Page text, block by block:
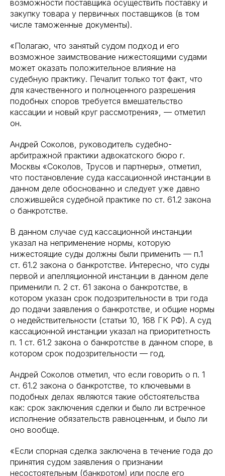
возможности поставщика осуществить поставку и
закупку товара у первичных поставщиков (в том
числе таможенные документы).
«Полагаю, что занятый судом подход и его
возможное заимствование нижестоящими судами
может оказать положительное влияние на
судебную практику. Печалит только тот факт, что
для качественного и полноценного разрешения
подобных споров требуется вмешательство
кассации и новый круг рассмотрения», — отметил
он.
Андрей Соколов, руководитель судебно-
арбитражной практики адвокатского бюро г.
Москвы «Соколов, Трусов и партнеры», отметил,
что постановление суда кассационной инстанции в
данном деле обоснованно и следует уже давно
сложившейся судебной практике по ст. 61.2 закона
о банкротстве.
В данном случае суд кассационной инстанции
указал на неприменение нормы, которую
нижестоящие суды должны были применить — п.1
ст. 61.2 закона о банкротстве. Интересно, что суды
первой и апелляционной инстанции в данном деле
применили п. 2 ст. 61 закона о банкротстве, в
котором указан срок подозрительности в три года
до подачи заявления о банкротстве, и общие нормы
о недействительности (статьи 10, 168 ГК РФ). А суд
кассационной инстанции указал на приоритетность
п. 1 ст. 61.2 закона о банкротстве в данном споре, в
котором срок подозрительности — год.
Андрей Соколов отметил, что если говорить о п. 1
ст. 61.2 закона о банкротстве, то ключевыми в
подобных делах являются такие обстоятельства
как: срок заключения сделки и было ли встречное
исполнение обязательств равноценным, и было ли
оно вообще.
«Если спорная сделка заключена в течение года до
принятия судом заявления о признании
несостоятельным (банкротом) или после его